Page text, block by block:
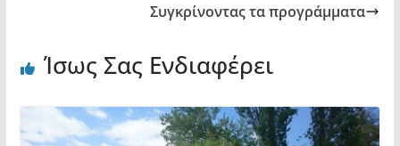
Συγκρίνοντας τα προγράμματα
Ίσως Σας Ενδιαφέρει